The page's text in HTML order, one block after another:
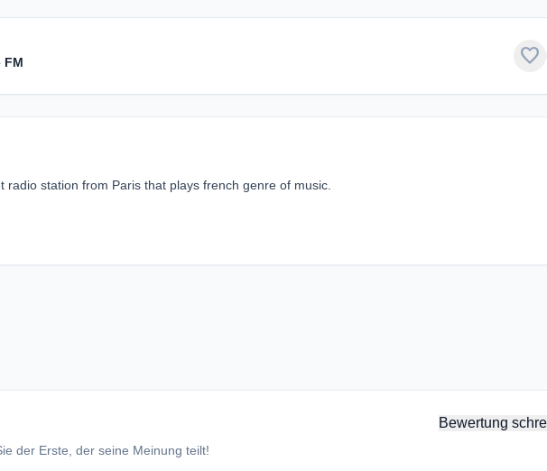
FM favorite
station from Paris that plays french genre of music.
Bewertung
der Erste, der seine Meinung teilt!